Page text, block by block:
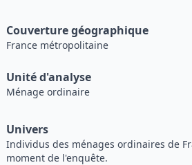
Couverture géographique
France métropolitaine
Unité d'analyse
Ménage ordinaire
Univers
Individus des ménages ordinaires de
moment de l'enquête.